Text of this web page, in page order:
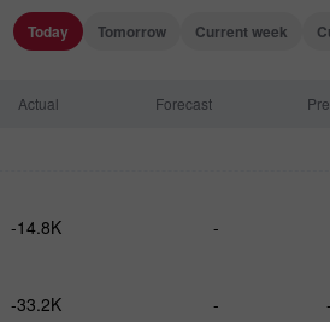
Today Tomorrow Current week
Actual Forecast
-14.8K -
-33.2K -